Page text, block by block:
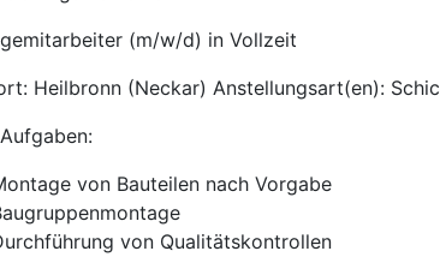
(m/w/d) in Vollzeit
Heilbronn (Neckar) Anstellungsart(en):
von Bauteilen nach Vorgabe
von Qualitätskontrollen